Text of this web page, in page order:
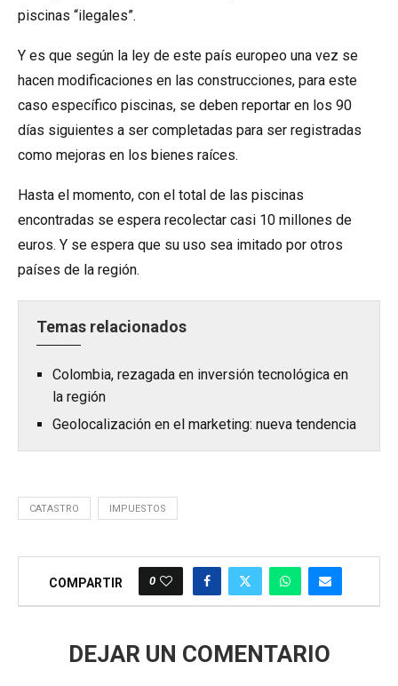
piscinas “ilegales”.
Y es que según la ley de este país europeo una vez se
hacen modificaciones en las construcciones, para este
caso específico piscinas, se deben reportar en los 90
días siguientes a ser completadas para ser registradas
como mejoras en los bienes raíces.
Hasta el momento, con el total de las piscinas
encontradas se espera recolectar casi 10 millones de
euros. Y se espera que su uso sea imitado por otros
países de la región.
Temas relacionados
Colombia, rezagada en inversión tecnológica en
la región
Geolocalización en el marketing: nueva tendencia
CATASTRO IMPUESTOS
COMPARTIR 0
DEJAR UN COMENTARIO